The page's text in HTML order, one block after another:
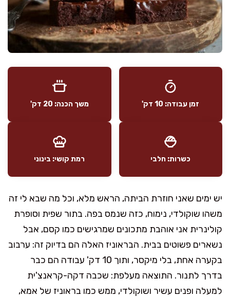
זמן עבודה: 10 דק' משך הכנה: 20 דק'
כשרות: חלבי רמת קושי: בינוני
יש ימים שאני חוזרת הביתה, הראש מלא, וכל מה שבא לי זה
משהו שוקולדי, נימוח, כזה שנמס בפה. בתור שפית וסופרת
קולינרית אני אוהבת מתכונים שמרגישים כמו קסם, אבל
נשארים פשוטים בבית. הבראוניז האלה הם בדיוק זה: ערבוב
בקערה אחת, בלי מיקסר, ותוך 10 דק' עבודה הם כבר
בדרך לתנור. התוצאה מעלפת: שכבה דקה-קראנצ'ית
למעלה ופנים עשיר ושוקולדי, ממש כמו בראוניז של אמא,